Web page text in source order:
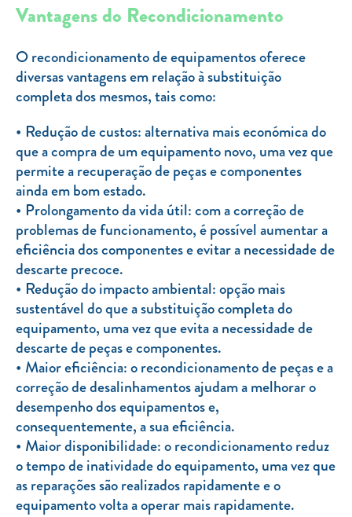
Vantagens do Recondicionamento
O recondicionamento de equipamentos oferece
diversas vantagens em relação à substituição
completa dos mesmos, tais como:
Redução de custos: alternativa mais económica do
que a compra de um equipamento novo, uma vez que
permite a recuperação de peças e componentes
ainda em bom estado.
Prolongamento da vida útil: com a correção de
problemas de funcionamento, é possível aumentar a
eficiência dos componentes e evitar a necessidade de
descarte precoce.
Redução do impacto ambiental: opção mais
sustentável do que a substituição completa do
equipamento, uma vez que evita a necessidade de
descarte de peças e componentes.
Maior eficiência: o recondicionamento de peças e a
correção de desalinhamentos ajudam a melhorar o
desempenho dos equipamentos e,
consequentemente, a sua eficiência.
Maior disponibilidade: o recondicionamento reduz
o tempo de inatividade do equipamento, uma vez que
as reparações são realizados rapidamente e o
equipamento volta a operar mais rapidamente.